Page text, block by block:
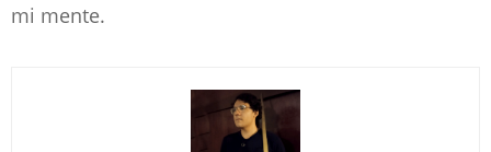
mi mente.